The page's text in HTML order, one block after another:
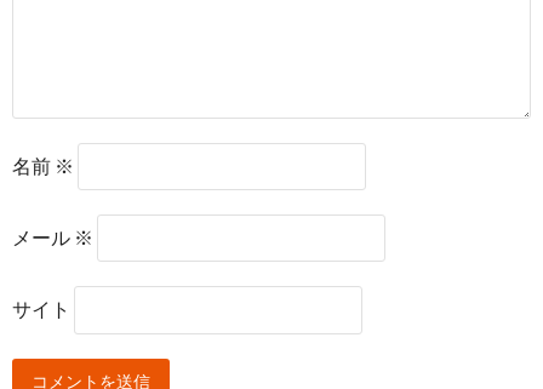
名前 ※
メール ※
サイト